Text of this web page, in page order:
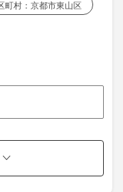
町村：京都市東山区